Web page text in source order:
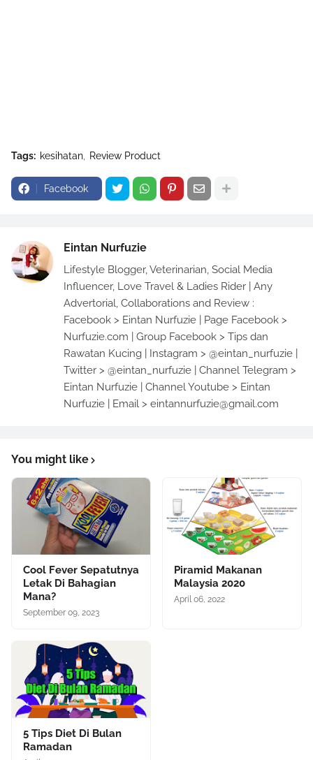
Tags: kesihatan Review Product
Facebook
Eintan Nurfuzie
Lifestyle Blogger, Veterinarian, Social Media
Influencer, Love Travel & Ladies Rider | Any
Advertorial, Collaborations and Review :
Facebook > Eintan Nurfuzie | Page Facebook >
Nurfuzie.com | Group Facebook > Tips dan
Rawatan Kucing | Instagram > @eintan_nurfuzie |
Twitter > @eintan_nurfuzie | Channel Telegram >
Eintan Nurfuzie | Channel Youtube > Eintan
Nurfuzie | Email > eintannurfuzie@gmail.com
You might like
Cool Fever Sepatutnya
Letak Di Bahagian
Mana?
September 09, 2023
Piramid Makanan
Malaysia 2020
April 06, 2022
5 Tips Diet Di Bulan
Ramadan